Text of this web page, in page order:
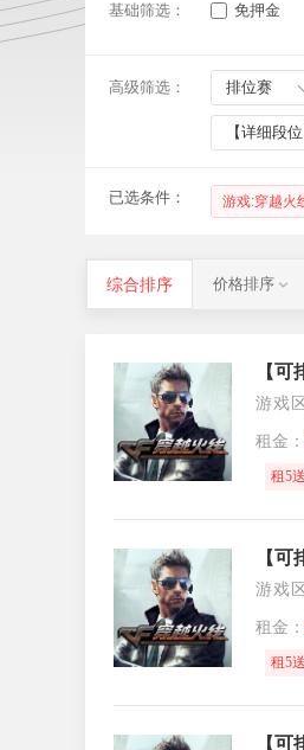
基础筛选： 免押金
高级筛选： 排位赛
【详细段位
已选条件： 游戏:穿越火
综合排序 价格排序
游戏
租金：
租5
游戏
租金：
租5